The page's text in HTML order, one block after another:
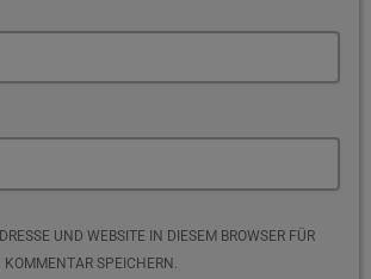
UND WEBSITE IN DIESEM BROWSER FÜR
SPEICHERN.